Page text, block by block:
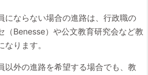
にならない場合の進路は、行政職の
（Benesse）や公文教育研究会など教
ります。
以外の進路を希望する場合でも、教